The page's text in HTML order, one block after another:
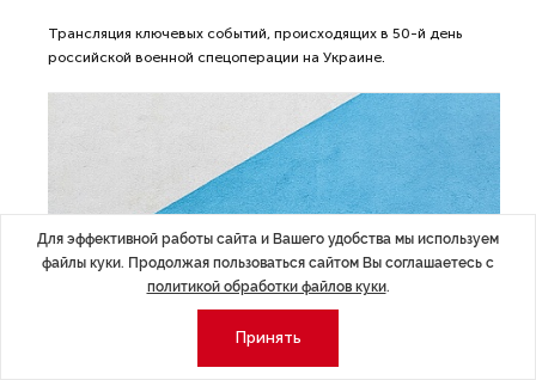
Трансляция ключевых событий, происходящих в 50-й день
российской военной спецоперации на Украине.
Для эффективной работы сайта и Вашего удобства мы используем
файлы куки. Продолжая пользоваться сайтом Вы соглашаетесь с
политикой обработки файлов куки.
Принять